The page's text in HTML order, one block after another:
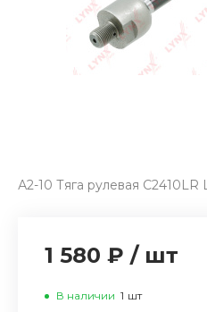
А2-10 Тяга рулевая C2410LR
1 580 ₽ / шт
В наличии 1 шт